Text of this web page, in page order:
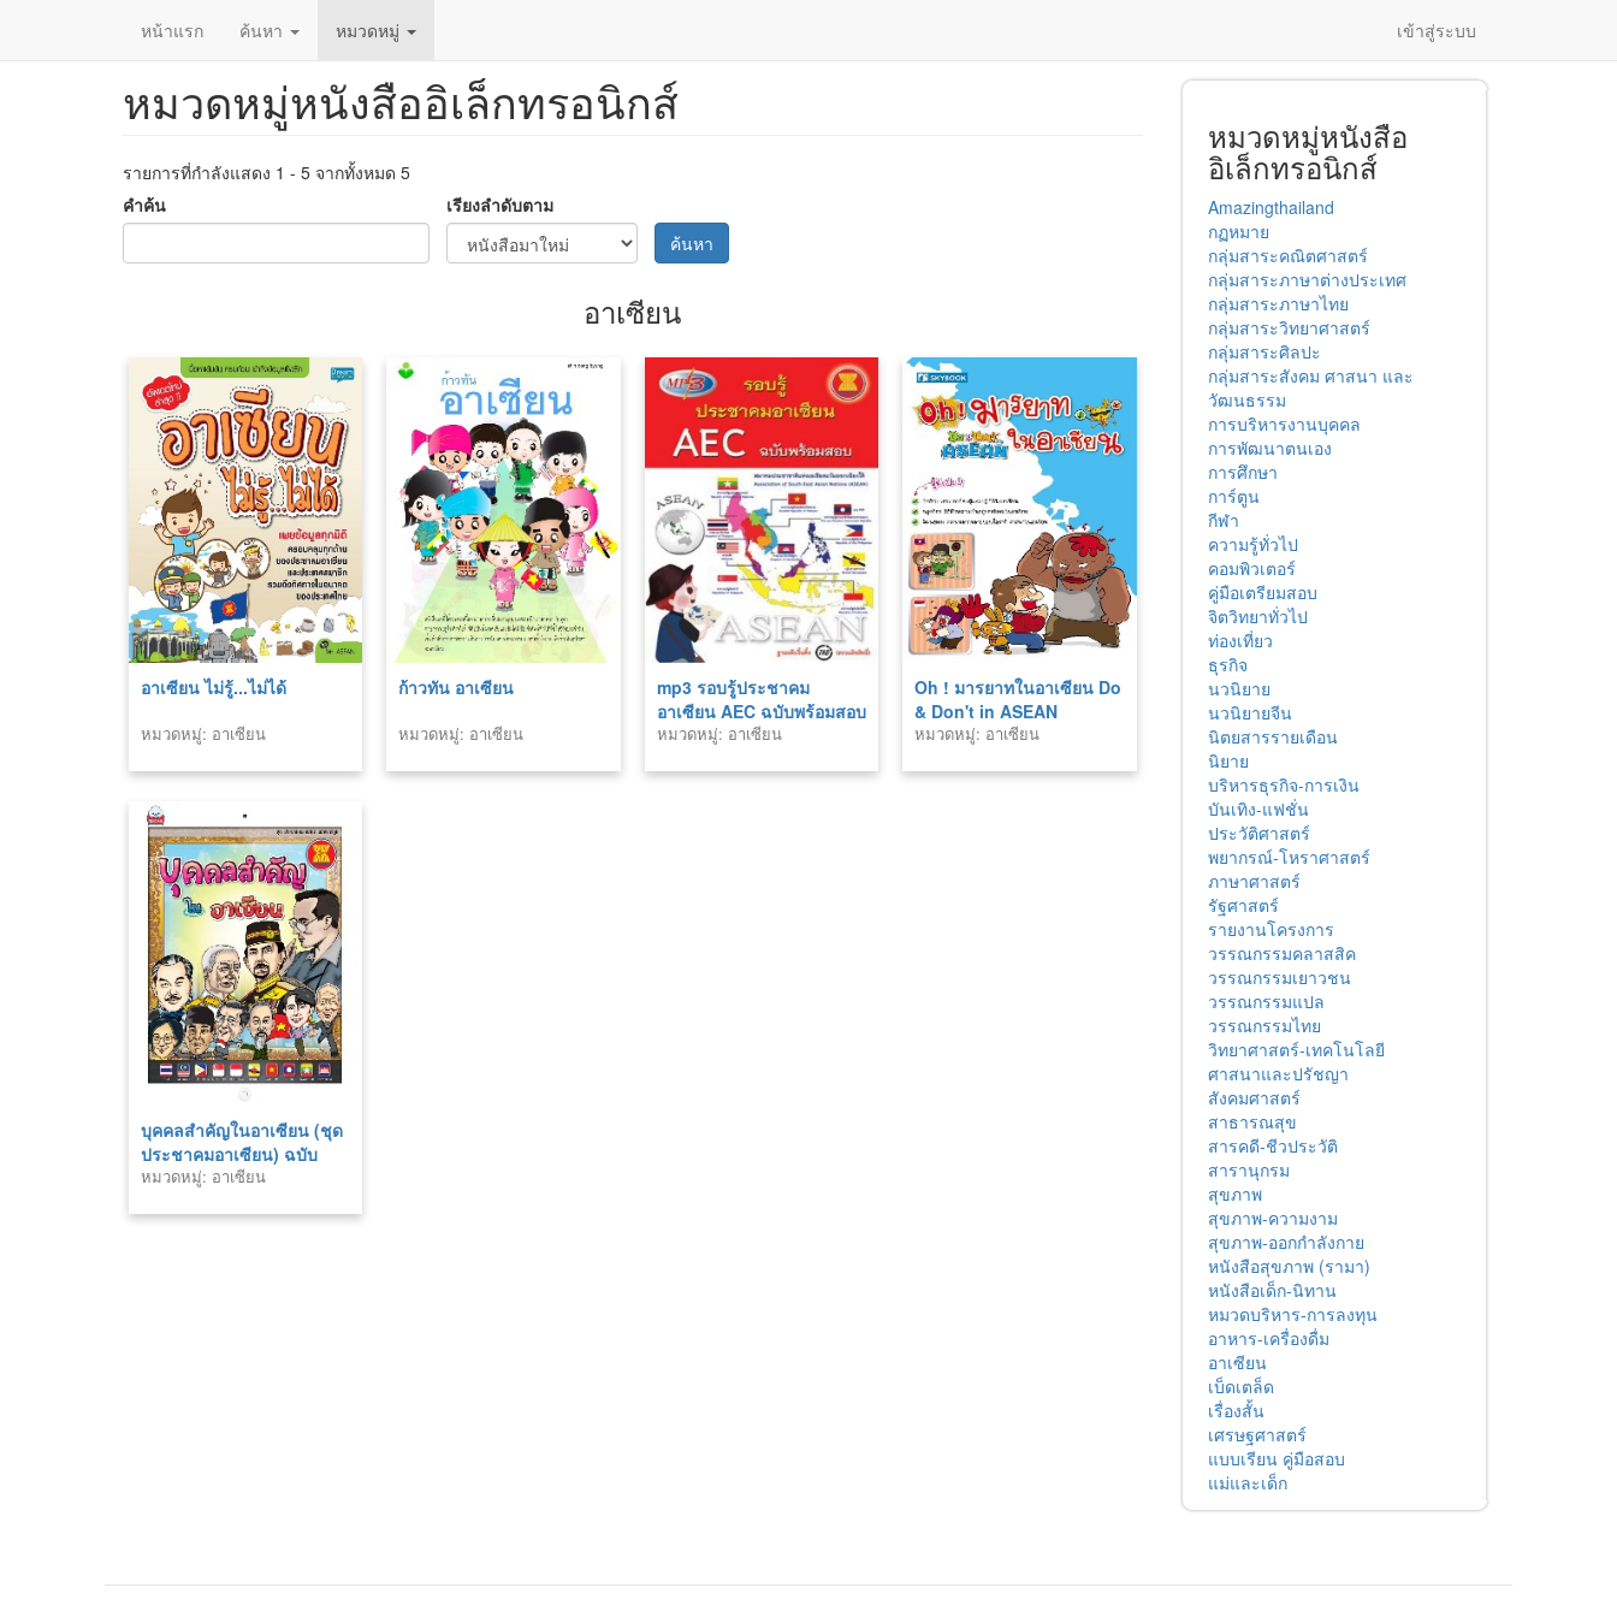
หน้าแรก ค้นหา หมวดหมู่ เข้าสู่ระบบ
หมวดหมู่หนังสืออิเล็กทรอนิกส์
รายการที่กำลังแสดง 1 - 5 จากทั้งหมด 5
คำค้น
เรียงลำดับตาม
ค้นหา
อาเซียน
อาเซียน ไม่รู้...ไม่ได้
หมวดหมู่: อาเซียน
ก้าวทัน อาเซียน
หมวดหมู่: อาเซียน
mp3 รอบรู้ประชาคม
อาเซียน AEC ฉบับพร้อมสอบ
หมวดหมู่: อาเซียน
Oh ! มารยาทในอาเซียน Do
& Don't in ASEAN
หมวดหมู่: อาเซียน
บุคคลสำคัญในอาเซียน (ชุด
ประชาคมอาเซียน) ฉบับ
การ์ตูน
หมวดหมู่: อาเซียน
หมวดหมู่หนังสือ
อิเล็กทรอนิกส์
Amazingthailand
กฏหมาย
กลุ่มสาระคณิตศาสตร์
กลุ่มสาระภาษาต่างประเทศ
กลุ่มสาระภาษาไทย
กลุ่มสาระวิทยาศาสตร์
กลุ่มสาระศิลปะ
กลุ่มสาระสังคม ศาสนา และ
วัฒนธรรม
การบริหารงานบุคคล
การพัฒนาตนเอง
การศึกษา
การ์ตูน
กีฬา
ความรู้ทั่วไป
คอมพิวเตอร์
คู่มือเตรียมสอบ
จิตวิทยาทั่วไป
ท่องเที่ยว
ธุรกิจ
นวนิยาย
นวนิยายจีน
นิตยสารรายเดือน
นิยาย
บริหารธุรกิจ-การเงิน
บันเทิง-แฟชั่น
ประวัติศาสตร์
พยากรณ์-โหราศาสตร์
ภาษาศาสตร์
รัฐศาสตร์
รายงานโครงการ
วรรณกรรมคลาสสิค
วรรณกรรมเยาวชน
วรรณกรรมแปล
วรรณกรรมไทย
วิทยาศาสตร์-เทคโนโลยี
ศาสนาและปรัชญา
สังคมศาสตร์
สาธารณสุข
สารคดี-ชีวประวัติ
สารานุกรม
สุขภาพ
สุขภาพ-ความงาม
สุขภาพ-ออกกำลังกาย
หนังสือสุขภาพ (รามา)
หนังสือเด็ก-นิทาน
หมวดบริหาร-การลงทุน
อาหาร-เครื่องดื่ม
อาเซียน
เบ็ดเตล็ด
เรื่องสั้น
เศรษฐศาสตร์
แบบเรียน คู่มือสอบ
แม่และเด็ก